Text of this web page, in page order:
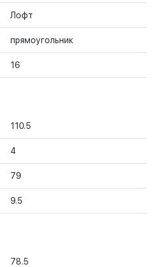
Лофт
прямоугольник
16
110.5
4
79
9.5
78.5